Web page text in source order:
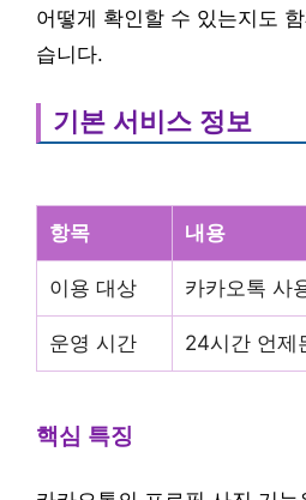
어떻게 확인할 수 있는지도
습니다.
기본 서비스 정보
항목 내용
이용 대상 카카오톡 사
운영 시간 24시간 언제
핵심 특징